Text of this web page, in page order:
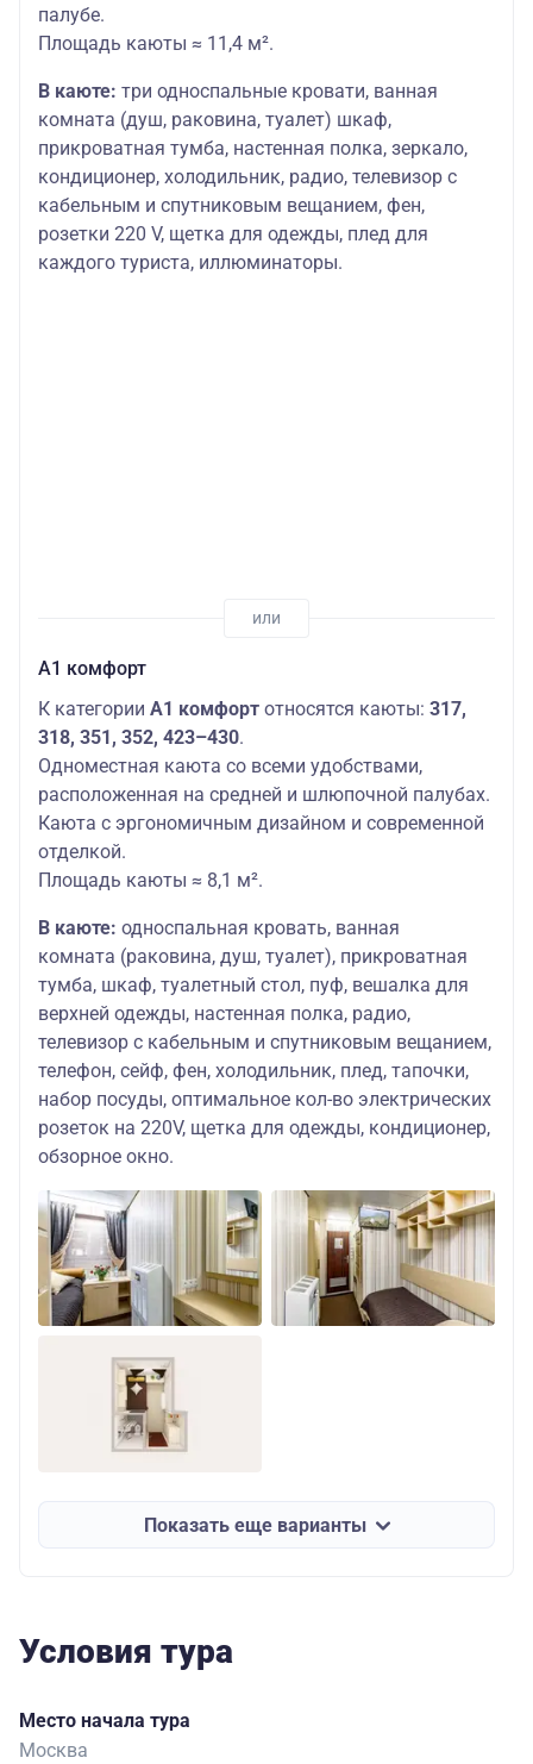
палубе.
Площадь каюты ≈ 11,4 м².
В каюте: три односпальные кровати, ванная
комната (душ, раковина, туалет) шкаф,
прикроватная тумба, настенная полка, зеркало,
кондиционер, холодильник, радио, телевизор с
кабельным и спутниковым вещанием, фен,
розетки 220 V, щетка для одежды, плед для
каждого туриста, иллюминаторы.
А1 комфорт
К категории А1 комфорт относятся каюты: 317,
318, 351, 352, 423–430.
Одноместная каюта со всеми удобствами,
расположенная на средней и шлюпочной палубах.
Каюта с эргономичным дизайном и современной
отделкой.
Площадь каюты ≈ 8,1 м².
В каюте: односпальная кровать, ванная
комната (раковина, душ, туалет), прикроватная
тумба, шкаф, туалетный стол, пуф, вешалка для
верхней одежды, настенная полка, радио,
телевизор с кабельным и спутниковым вещанием,
телефон, сейф, фен, холодильник, плед, тапочки,
набор посуды, оптимальное кол-во электрических
розеток на 220V, щетка для одежды, кондиционер,
обзорное окно.
Показать еще варианты
Условия тура
Место начала тура
Москва